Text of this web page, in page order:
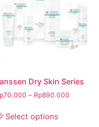
Dry Skin Series
70.000 – Rp890.000
Select options